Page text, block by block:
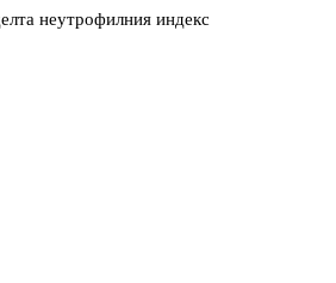
неутрофилния индекс